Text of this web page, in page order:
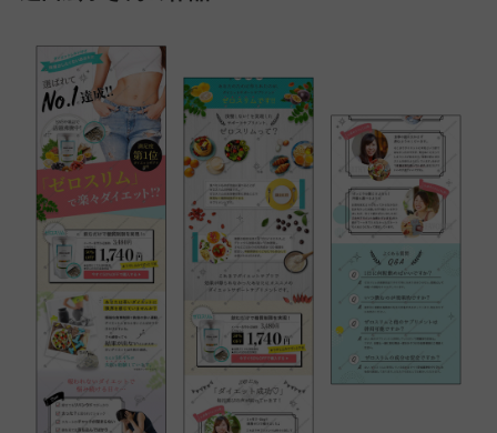
間を過ごしていただきたいと思います！
⑤講師・サポーター・同級生に伝えたいことが
あればどうぞ。
入門編を含め、関わってくださった全ての先生、同期の皆さんに
心からお礼を言いたいです。
⑥最後になにかメッセージがあればどうぞ。
濃い実りある時間をありがとうございました！
迫田宏子さんの作品